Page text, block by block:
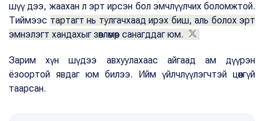
шүү дээ, жаахан л эрт ирсэн бол эмчлүүлчих боломжтой.
Тиймээс тартагт нь тулгачхаад ирэх биш, аль болох эрт
эмнэлэгт хандахыг зөвлөмөөр санагддаг юм.
Зарим хүн шүдээ авхуулахаас айгаад ам дүүрэн
ёзоортой явдаг юм билээ. Ийм үйлчлүүлэгчтэй цөөнгүй
таарсан.